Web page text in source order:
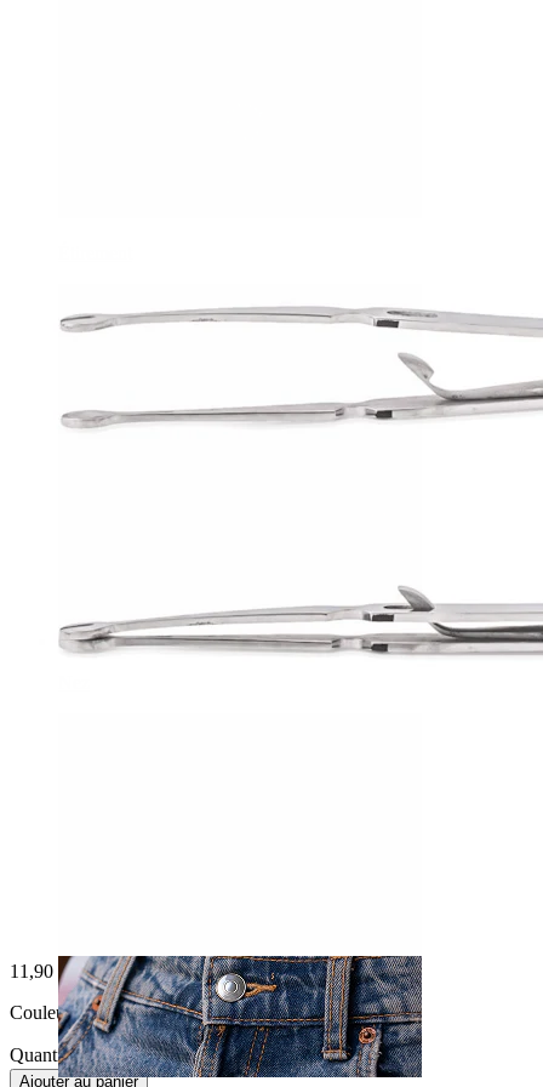
11,90 €
Couleur:Argenté
Quantité : 1 Modifier
Ajouter au panier